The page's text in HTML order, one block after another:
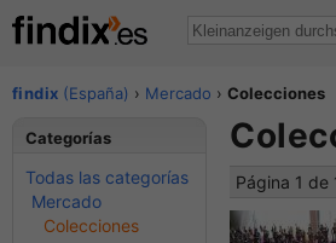
findix (España) › Mercado ›Colecciones
Página 1 de
Categorías
Todas las categorías
Mercado
Colecciones